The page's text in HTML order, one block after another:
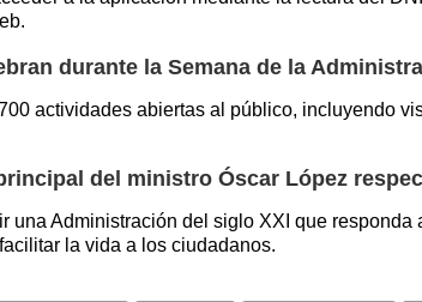
durante la Semana de la
actividades abiertas al público, incluyendo
del ministro Óscar López
una Administración del siglo XXI que
la vida a los ciudadanos.